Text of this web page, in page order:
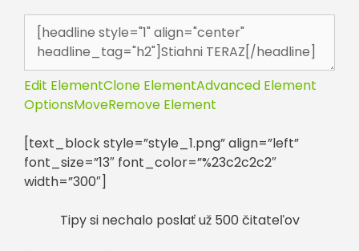
Edit ElementClone ElementAdvanced Element
OptionsMoveRemove Element
[text_block style=”style_1.png” align=”left”
font_size=”13″ font_color=”%23c2c2c2″
width=”300″]
Tipy si nechalo poslať už 500 čitateľov